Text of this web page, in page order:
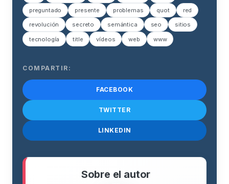
preguntado presente problemas quot red
revolución secreto semántica seo sitios
tecnología title vídeos web www
COMPARTIR:
FACEBOOK
TWITTER
LINKEDIN
Sobre el autor